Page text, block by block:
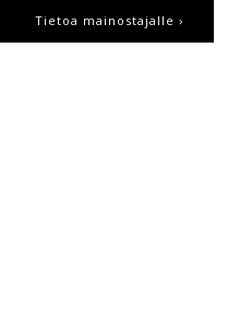
Tietoa mainostajalle ›